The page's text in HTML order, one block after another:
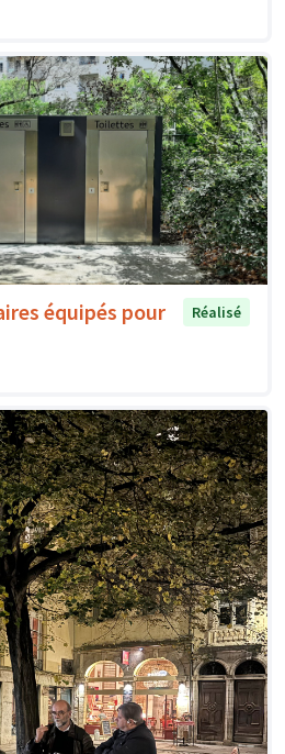
équipés pour
Réalisé